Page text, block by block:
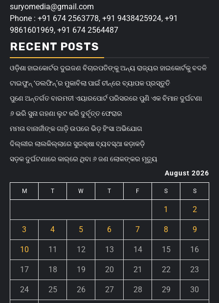
suryomedia@gmail.com
Phone : +91 674 2563778, +91 9438425924, +91
9861601969, +91 674 2564487
RECENT POSTS
ଓଡ଼ିଶା ହାଇକୋର୍ଟର ଦୁଇଜଣ ବିଚାରପତିଙ୍କୁ ଅନ୍ୟ ରାଜ୍ୟର ହାଇକୋର୍ଟକୁ ବଦଳି
ଟାଇଫୁନ୍ ‘ଡଲଫିନ୍’ର ମୁକାବିଲା ପାଇଁ ଚୀନ୍‌ରେ ବ୍ୟାପକ ପ୍ରସ୍ତୁତି
ପୁଣେ ଅନ୍ତର୍ଗତ ବାରମତୀ ଏୟାରପୋର୍ଟ ପରିସରରେ ପୁଣି ଏକ ବିମାନ ଦୁର୍ଘଟଣା
୬ ଭରି ସୁନା ଗହଣା ଲୁଟ କରି ଦୁର୍ବୃତ୍ତ ଫେରାର
ମମତା ବାନାର୍ଜୀଙ୍କ ଗାଡ଼ି ଉପରେ ଭିଡ଼ ହିଂସା ଅଭିଯୋଗ
ଦିଲ୍ଲୀର ଲାଲକିଲ୍ଲାରେ ସୁରକ୍ଷା ବ୍ୟବସ୍ଥା କଡ଼ାକଡ଼ି
ସଡ଼କ ଦୁର୍ଘଟଣାରେ କାର୍‌ରେ ଥିବା ୬ ଜଣ ଲୋକଙ୍କର ମୃତ୍ୟୁ
August 2026
M T W T F S S
1 2
3 4 5 6 7 8 9
10 11 12 13 14 15 16
17 18 19 20 21 22 23
24 25 26 27 28 29 30